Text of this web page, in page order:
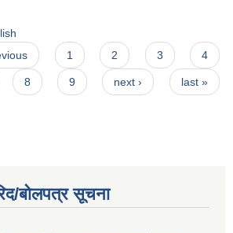
थपलिया
1 2 3 4
8 9 next › last »
बोलपत्र सूचना